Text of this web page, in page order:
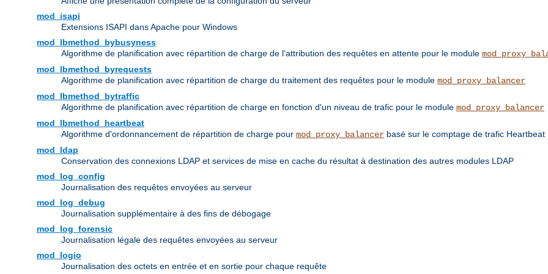
mod_isapi
Extensions ISAPI dans Apache pour Windows
mod_lbmethod_bybusyness
Algorithme de planification avec répartition de charge de l'attribution des requêtes en attente pour le module
mod_lbmethod_byrequests
Algorithme de planification avec répartition de charge du traitement des requêtes pour le module mod_proxy_balancer
mod_lbmethod_bytraffic
Algorithme de planification avec répartition de charge en fonction d'un niveau de trafic pour le module mod_proxy_balancer
mod_lbmethod_heartbeat
Algorithme d'ordonnancement de répartition de charge pour mod_proxy_balancer basé sur le comptage de trafic Heartbeat
mod_ldap
Conservation des connexions LDAP et services de mise en cache du résultat à destination des autres modules LDAP
mod_log_config
Journalisation des requêtes envoyées au serveur
mod_log_debug
Journalisation supplémentaire à des fins de débogage
mod_log_forensic
Journalisation légale des requêtes envoyées au serveur
mod_logio
Journalisation des octets en entrée et en sortie pour chaque requête